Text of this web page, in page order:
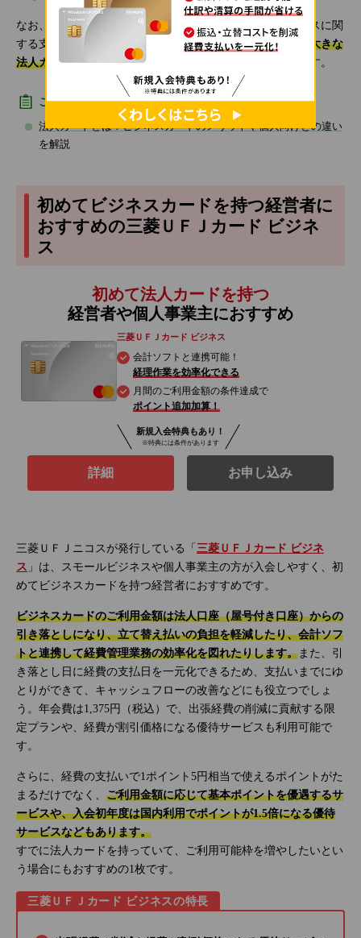
なお、クレジットカードで法人税を納付するなら、ビジネスに関
する支出を一元化でき、
個人カードよりもご利用可能枠が大きな
法人カード（ビジネスカード）を利用するのがおすすめ
です。
こちらもあわせてご確認ください
法人カードとは？ビジネスカードのメリットや個人向けとの違い
を解説
初めてビジネスカードを持つ経営者に
おすすめの三菱ＵＦＪカード ビジネ
ス
初めて法人カードを持つ
経営者や個人事業主におすすめ
三菱ＵＦＪカード ビジネス
会計ソフトと連携可能！
経理作業を効率化できる
月間のご利用金額の条件達成で
ポイント追加加算！
新規入会特典もあり！
※特典には条件があります
詳細 お申し込み
三菱ＵＦＪニコスが発行している「 三菱ＵＦＪカード ビジネ
ス 」は、スモールビジネスや個人事業主の方が入会しやすく、初
めてビジネスカードを持つ経営者におすすめです。
ビジネスカードのご利用金額は法人口座（屋号付き口座）からの
引き落としになり、立て替え払いの負担を軽減したり、会計ソフ
トと連携して経費管理業務の効率化を図れたりします。 また、引
き落とし日に経費の支払日を一元化できるため、支払いまでにゆ
とりができて、キャッシュフローの改善などにも役立つでしょ
う。年会費は1,375円（税込）で、出張経費の削減に貢献する限
定プランや、経費が割引価格になる優待サービスも利用可能で
す。
さらに、経費の支払いで1ポイント5円相当で使えるポイントがた
まるだけでなく、 ご利用金額に応じて基本ポイントを優遇するサ
ービスや、入会初年度は国内利用でポイントが1.5倍になる優待
サービスなどもあります。
すでに法人カードを持っていて、ご利用可能枠を増やしたいとい
う場合にもおすすめの1枚です。
三菱ＵＦＪカード ビジネスの特長